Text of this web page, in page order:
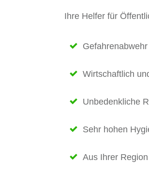
Ihre Helfer für
Wirtschaftlich
Unbedenkliche
Sehr hohen
Aus Ihrer Region